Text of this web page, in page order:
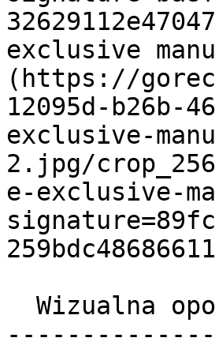
exclusive
(https://
12095d-b26b-
exclusive-
2.jpg/
e-exclusive-